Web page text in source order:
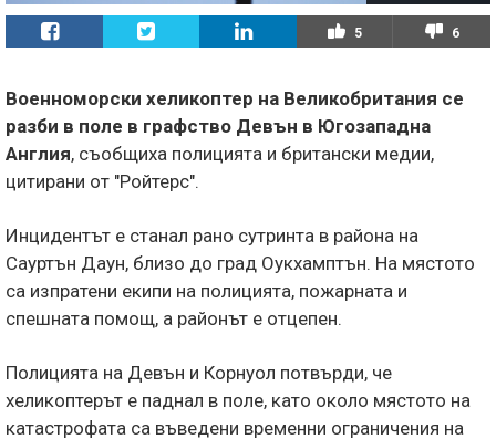
5 6
Военноморски хеликоптер на Великобритания се
разби в поле в графство Девън в Югозападна
Англия, съобщиха полицията и британски медии,
цитирани от "Ройтерс".
Инцидентът е станал рано сутринта в района на
Сауртън Даун, близо до град Оукхамптън. На мястото
са изпратени екипи на полицията, пожарната и
спешната помощ, а районът е отцепен.
Полицията на Девън и Корнуол потвърди, че
хеликоптерът е паднал в поле, като около мястото на
катастрофата са въведени временни ограничения на